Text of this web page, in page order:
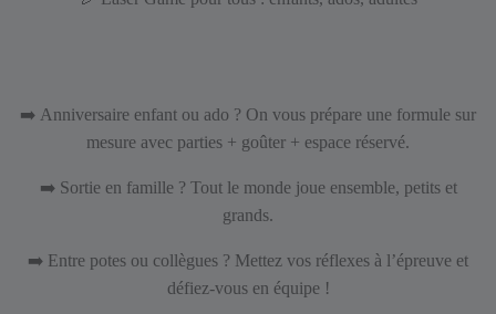
➡️ Anniversaire enfant ou ado ? On vous prépare une formule sur
mesure avec parties + goûter + espace réservé.
➡️ Sortie en famille ? Tout le monde joue ensemble, petits et
grands.
➡️ Entre potes ou collègues ? Mettez vos réflexes à l’épreuve et
défiez-vous en équipe !